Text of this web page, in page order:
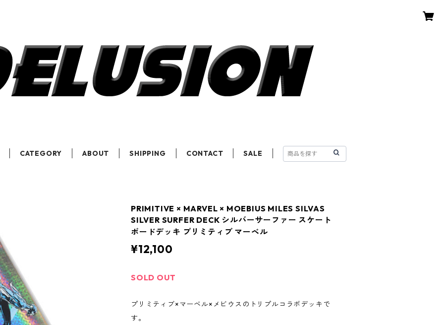
CATEGORY ABOUT SHIPPING CONTACT SALE
PRIMITIVE × MARVEL × MOEBIUS MILES SILVAS
SILVER SURFER DECK シルバーサーファー スケート
ボードデッキ プリミティブ マーベル
¥12,100
SOLD OUT
プリミティブ×マーベル×メビウスのトリプルコラボデッキで
す。